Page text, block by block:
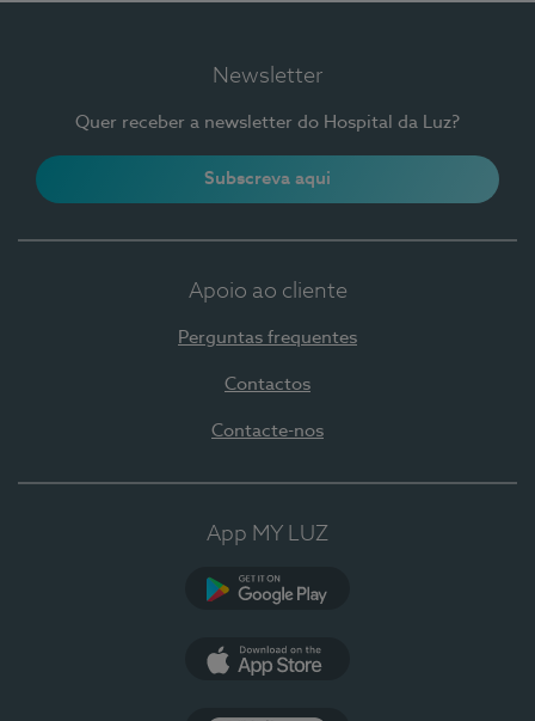
Newsletter
Quer receber a newsletter do Hospital da Luz?
Subscreva aqui
Apoio ao cliente
Perguntas frequentes
Contactos
Contacte-nos
App MY LUZ